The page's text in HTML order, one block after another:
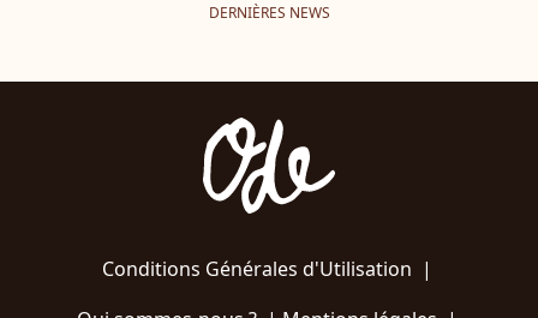
DERNIÈRES NEWS
Conditions Générales d'Utilisation |